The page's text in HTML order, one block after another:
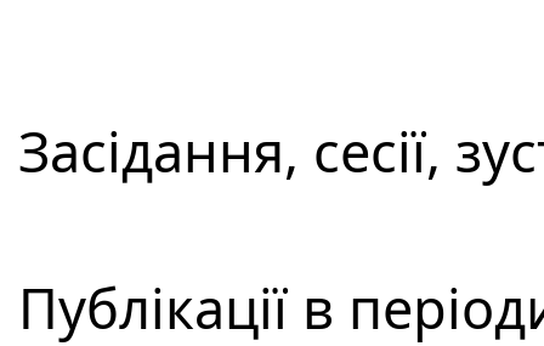
Засідання, сесії,
Публікації в